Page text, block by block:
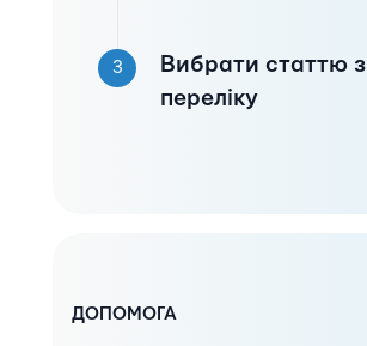
3
Вибрати статтю з
переліку
ДОПОМОГА